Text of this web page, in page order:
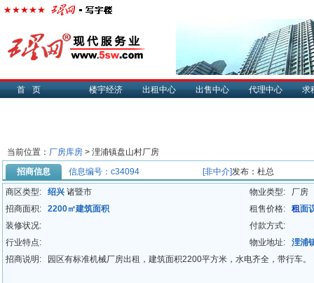
首页 楼宇经济 出租中心 出售中心 代理中心 求
当前位置： 厂房库房 > 浬浦镇盘山村厂房
招商信息
信息编号：c34094 [非中介]发布：杜总
商区类型: 绍兴 诸暨市 物业类型:
厂房
招商面积:
2200㎡建筑面积 租售价格: 租面
装修状况:
付款方式:
行业特点:
物业地址:
浬浦
招商说明:
园区有标准机械厂房出租，建筑面积2200平方米，水电齐全，带行车。